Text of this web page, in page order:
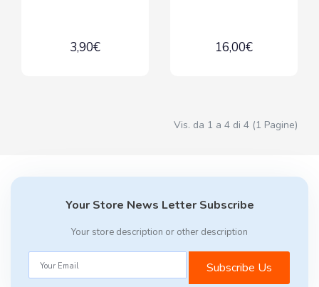
3,90€ 16,00€
Vis. da 1 a 4 di 4 (1 Pagine)
Your Store News Letter Subscribe
Your store description or other description
Subscribe Us